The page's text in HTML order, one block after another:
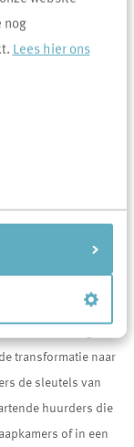
nog
Lees hier ons
2000 een
als UWV
in het oog van
transformatie naar
de sleutels van
huurders die
of in een